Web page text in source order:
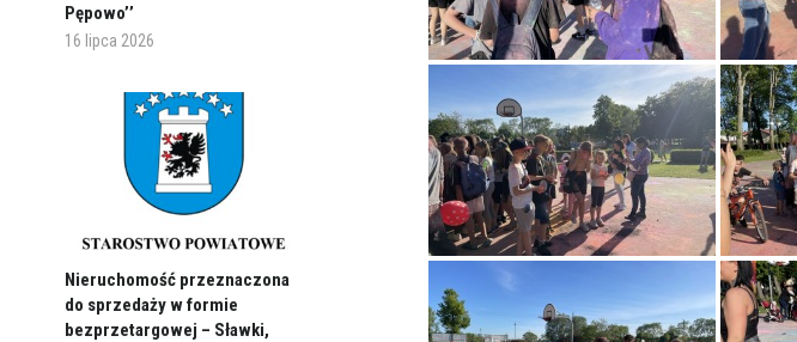
Pępowo’’
16 lipca 2026
Nieruchomość przeznaczona
do sprzedaży w formie
bezprzetargowej – Sławki,